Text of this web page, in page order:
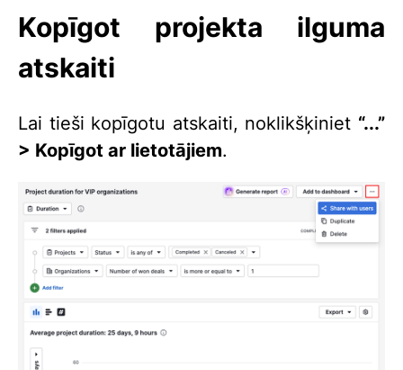
Kopīgot projekta ilguma
atskaiti
Lai tieši kopīgotu atskaiti, noklikšķiniet “...”
> Kopīgot ar lietotājiem.